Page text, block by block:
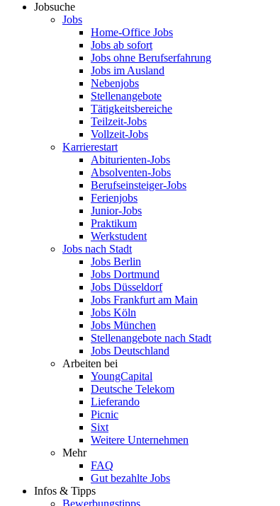
Jobsuche
Jobs
Home-Office Jobs
Jobs ab sofort
Jobs ohne Berufserfahrung
Jobs im Ausland
Nebenjobs
Stellenangebote
Tätigkeitsbereiche
Teilzeit-Jobs
Vollzeit-Jobs
Karrierestart
Abiturienten-Jobs
Absolventen-Jobs
Berufseinsteiger-Jobs
Ferienjobs
Junior-Jobs
Praktikum
Werkstudent
Jobs nach Stadt
Jobs Berlin
Jobs Dortmund
Jobs Düsseldorf
Jobs Frankfurt am Main
Jobs Köln
Jobs München
Stellenangebote nach Stadt
Jobs Deutschland
Arbeiten bei
YoungCapital
Deutsche Telekom
Lieferando
Picnic
Sixt
Weitere Unternehmen
Mehr
FAQ
Gut bezahlte Jobs
Infos & Tipps
Bewerbungstipps